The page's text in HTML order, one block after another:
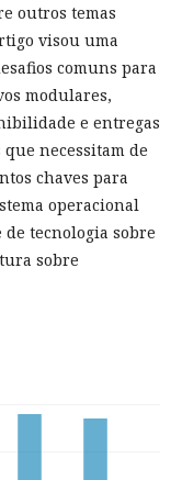
outros temas
visou uma
comuns para
modulares,
e entregas
necessitam de
chaves para
operacional
tecnologia sobre
sobre